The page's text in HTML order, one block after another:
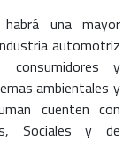
una mayor
automotriz
y
ambientales y
cuenten con
Sociales y de